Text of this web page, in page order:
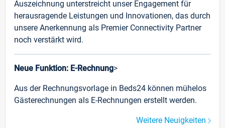
Auszeichnung unterstreicht unser Engagement für
herausragende Leistungen und Innovationen, das durch
unsere Anerkennung als Premier Connectivity Partner
noch verstärkt wird.
Neue Funktion: E-Rechnung>
Aus der Rechnungsvorlage in Beds24 können mühelos
Gästerechnungen als E-Rechnungen erstellt werden.
Weitere Neuigkeiten